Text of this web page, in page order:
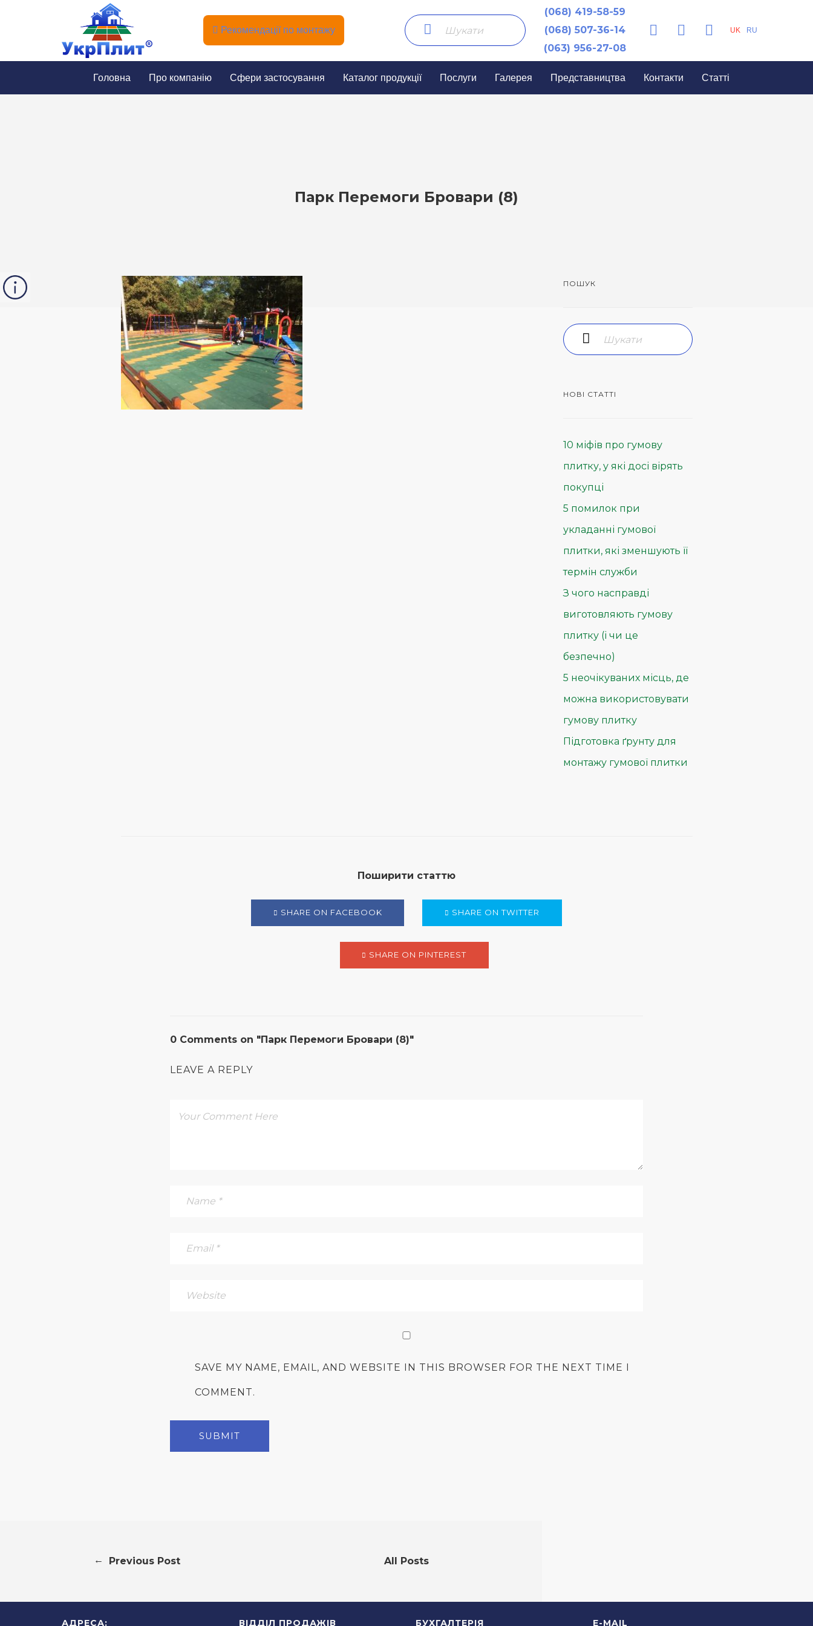
Рекомендації по монтажу
(068) 419-58-59
(068) 507-36-14
(063) 956-27-08
UK RU
Головна Про компанію Сфери застосування Каталог продукції Послуги Галерея Представництва Контакти Статті
Парк Перемоги Бровари (8)
ПОШУК
НОВІ СТАТТІ
10 міфів про гумову
плитку, у які досі вірять
покупці
5 помилок при
укладанні гумової
плитки, які зменшують її
термін служби
З чого насправді
виготовляють гумову
плитку (і чи це
безпечно)
5 неочікуваних місць, де
можна використовувати
гумову плитку
Підготовка ґрунту для
монтажу гумової плитки
Поширити статтю
SHARE ON FACEBOOK SHARE ON TWITTER
SHARE ON PINTEREST
0 Comments on "Парк Перемоги Бровари (8)"
LEAVE A REPLY
SAVE MY NAME, EMAIL, AND WEBSITE IN THIS BROWSER FOR THE NEXT TIME I
COMMENT.
← Previous Post All Posts
АДРЕСА: ВІДДІЛ ПРОДАЖІВ БУХГАЛТЕРІЯ E-MAIL